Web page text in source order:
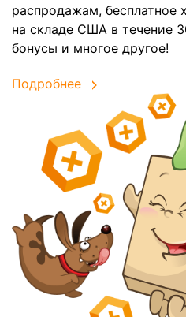
распродажам, бесплатное
на складе США в течение
бонусы и многое другое!
Подробнее